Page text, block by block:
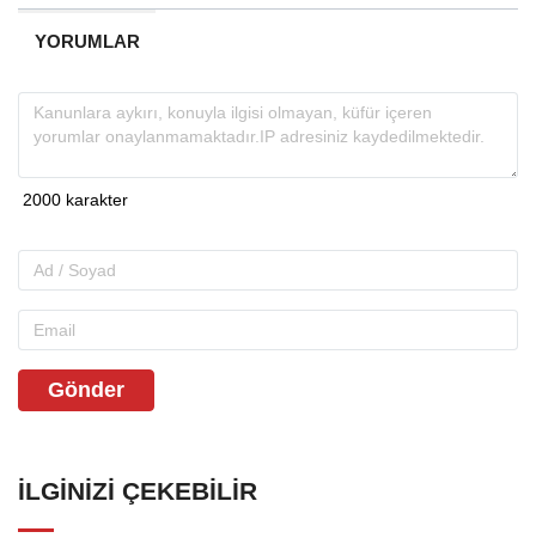
YORUMLAR
Gönder
İLGINIZI ÇEKEBILIR